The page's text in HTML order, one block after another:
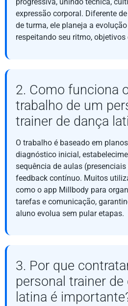
progressiva, unindo técnica,
expressão corporal. Diferente
de turma, ele planeja a
respeitando seu ritmo, objetivos
2. Como funciona
trabalho de um
trainer de dança
O trabalho é baseado em
diagnóstico inicial,
sequência de aulas
feedback contínuo. Muitos
como o app Millbody para
tarefas e comunicação,
aluno evolua sem pular etapas.
3. Por que
personal trainer de
latina é